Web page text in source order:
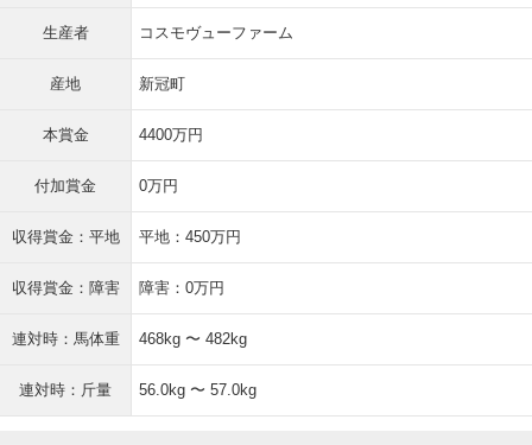
生産者 コスモヴューファーム
産地 新冠町
本賞金 4400万円
付加賞金 0万円
収得賞金：平地 平地：450万円
収得賞金：障害 障害：0万円
連対時：馬体重 468kg 〜 482kg
連対時：斤量 56.0kg 〜 57.0kg